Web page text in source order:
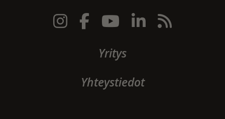
Yritys
Yhteystiedot